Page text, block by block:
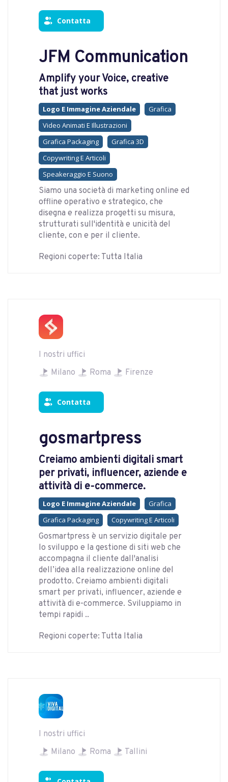
Contatta
JFM Communication
Amplify your Voice, creative
that just works
Logo E Immagine Aziendale
Grafica
Video Animati E Illustrazioni
Grafica Packaging
Grafica 3D
Copywriting E Articoli
Speakeraggio E Suono
Siamo una società di marketing online ed
offline operativo e strategico, che
disegna e realizza progetti su misura,
strutturati sull'identità e unicità del
cliente, con e per il cliente.
Regioni coperte: Tutta Italia
I nostri uffici
Milano
Roma Firenze
Contatta
gosmartpress
Creiamo ambienti digitali smart
per privati, influencer, aziende e
attività di e-commerce.
Logo E Immagine Aziendale
Grafica
Grafica Packaging
Copywriting E Articoli
Gosmartpress è un servizio digitale per
lo sviluppo e la gestione di siti web che
accompagna il cliente dall'analisi
dell’idea alla realizzazione online del
prodotto. Creiamo ambienti digitali
smart per privati, influencer, aziende e
attività di e-commerce. Sviluppiamo in
tempi rapidi ..
Regioni coperte: Tutta Italia
I nostri uffici
Milano
Roma Tallini